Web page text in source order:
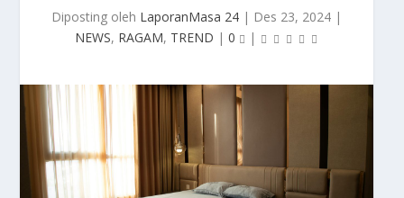
Diposting oleh LaporanMasa 24 | Des 23, 2024 |
NEWS, RAGAM, TREND | 0 |